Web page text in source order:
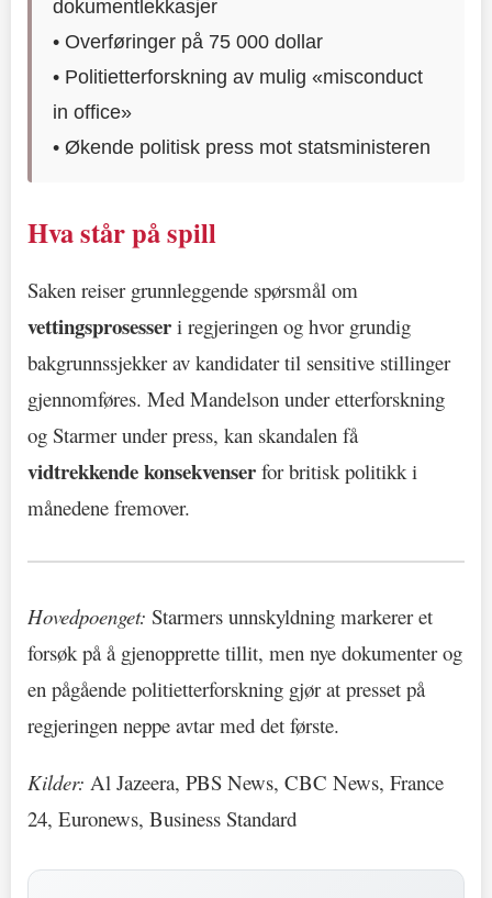
dokumentlekkasjer
• Overføringer på 75 000 dollar
• Politietterforskning av mulig «misconduct
in office»
• Økende politisk press mot statsministeren
Hva står på spill
Saken reiser grunnleggende spørsmål om
vettingsprosesser i regjeringen og hvor grundig
bakgrunnssjekker av kandidater til sensitive stillinger
gjennomføres. Med Mandelson under etterforskning
og Starmer under press, kan skandalen få
vidtrekkende konsekvenser for britisk politikk i
månedene fremover.
Hovedpoenget: Starmers unnskyldning markerer et
forsøk på å gjenopprette tillit, men nye dokumenter og
en pågående politietterforskning gjør at presset på
regjeringen neppe avtar med det første.
Kilder: Al Jazeera, PBS News, CBC News, France
24, Euronews, Business Standard